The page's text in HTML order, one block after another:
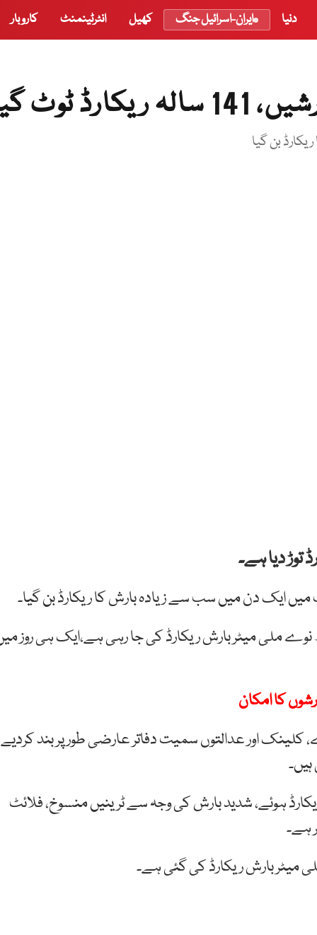
دنیا ایران-اسرائیل جنگ کھیل انٹرٹینمنٹ کاروبار
ٹوٹ گیا
ملی میٹر بارش ریکارڈ کی جا رہی ہے،ایک ہی روز
کلینک اور عدالتوں سمیت دفاتر عارضی طور پر بند کردیے
ہوئے، شدید بارش کی وجہ سے ٹرینیں منسوخ، فلائٹ
ہے۔